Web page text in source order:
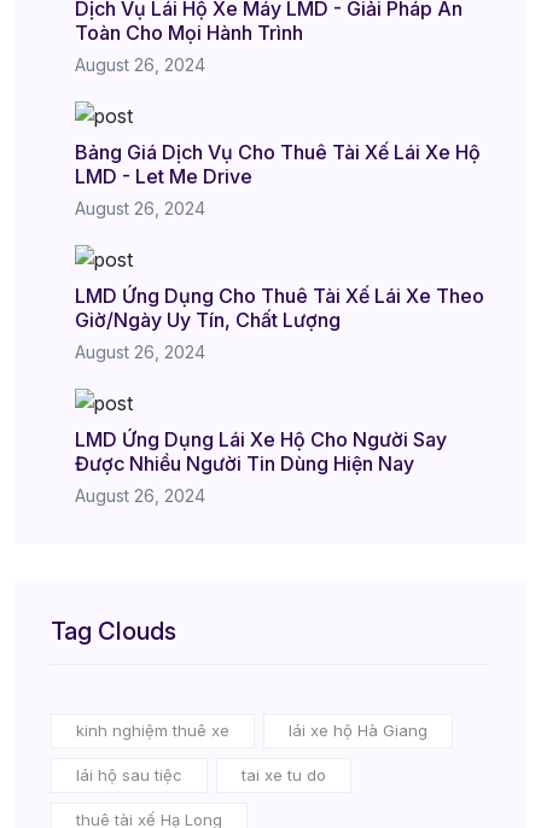
Dịch Vụ Lái Hộ Xe Máy LMD - Giải Pháp An
Toàn Cho Mọi Hành Trình
August 26, 2024
Bảng Giá Dịch Vụ Cho Thuê Tài Xế Lái Xe Hộ
LMD - Let Me Drive
August 26, 2024
LMD Ứng Dụng Cho Thuê Tài Xế Lái Xe Theo
Giờ/Ngày Uy Tín, Chất Lượng
August 26, 2024
LMD Ứng Dụng Lái Xe Hộ Cho Người Say
Được Nhiều Người Tin Dùng Hiện Nay
August 26, 2024
Tag Clouds
kinh nghiệm thuê xe lái xe hộ Hà Giang
lái hộ sau tiệc tai xe tu do
thuê tài xế Hạ Long